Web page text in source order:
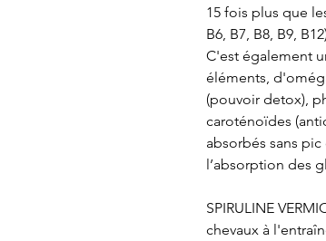
15 fois plus que
B6, B7, B8, B9,
C'est également
éléments,
(pouvoir detox),
caroténoïdes
absorbés sans
l’absorption des
SPIRULINE
chevaux à